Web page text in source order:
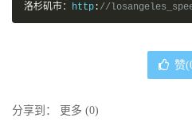
洛杉矶市： http : //
赞(
分享到： 更多 (0)